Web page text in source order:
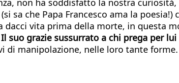
non ha soddisfatto la nostra
sa che Papa Francesco ama la
dacci vita prima della morte, in questa
Il suo grazie sussurrato a chi prega per
di manipolazione, nelle loro tante forme.